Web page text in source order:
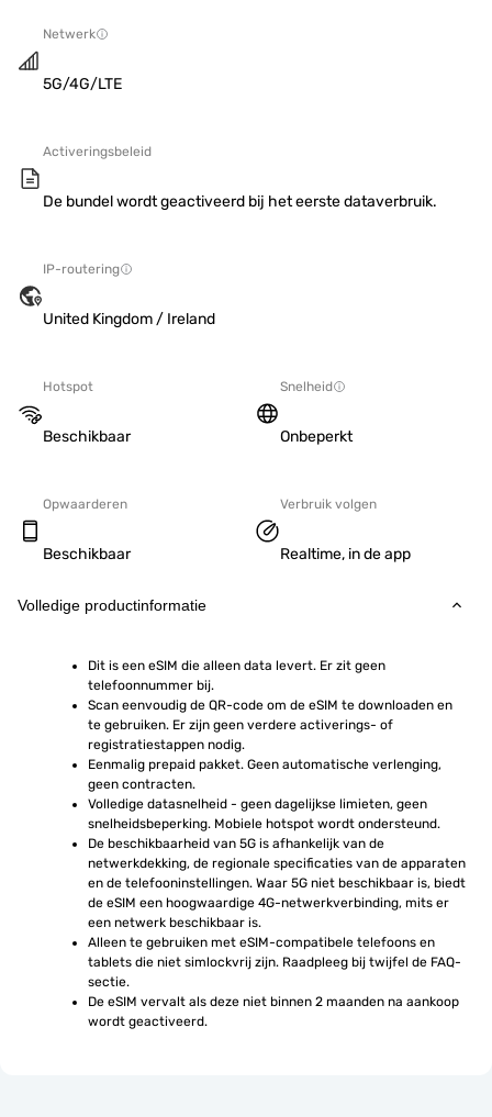
Netwerk
5G/4G/LTE
Activeringsbeleid
De bundel wordt geactiveerd bij het eerste dataverbruik.
IP-routering
United Kingdom / Ireland
Hotspot
Beschikbaar
Snelheid
Onbeperkt
Opwaarderen
Beschikbaar
Verbruik volgen
Realtime, in de app
Volledige productinformatie
Dit is een eSIM die alleen data levert. Er zit geen
telefoonnummer bij.
Scan eenvoudig de QR-code om de eSIM te downloaden en
te gebruiken. Er zijn geen verdere activerings- of
registratiestappen nodig.
Eenmalig prepaid pakket. Geen automatische verlenging,
geen contracten.
Volledige datasnelheid - geen dagelijkse limieten, geen
snelheidsbeperking. Mobiele hotspot wordt ondersteund.
De beschikbaarheid van 5G is afhankelijk van de
netwerkdekking, de regionale specificaties van de apparaten
en de telefooninstellingen. Waar 5G niet beschikbaar is, biedt
de eSIM een hoogwaardige 4G-netwerkverbinding, mits er
een netwerk beschikbaar is.
Alleen te gebruiken met eSIM-compatibele telefoons en
tablets die niet simlockvrij zijn. Raadpleeg bij twijfel de FAQ-
sectie.
De eSIM vervalt als deze niet binnen 2 maanden na aankoop
wordt geactiveerd.